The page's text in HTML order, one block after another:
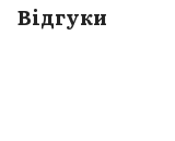
Відгуки